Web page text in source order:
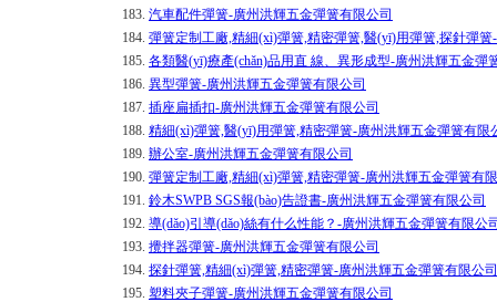
183. 汽車配件彈簧-廣州洪輝五金彈簧有限公司
184. 彈簧定制工廠,精細(xì)彈簧,精密彈簧,醫(yī)用彈簧,探針彈
185. 各類醫(yī)療產(chǎn)品用直 線、異形成型-廣州洪輝五金彈
186. 異型彈簧-廣州洪輝五金彈簧有限公司
187. 插座扁插扣-廣州洪輝五金彈簧有限公司
188. 精細(xì)彈簧,醫(yī)用彈簧,精密彈簧-廣州洪輝五金彈簧有限
189. 辦公室-廣州洪輝五金彈簧有限公司
190. 彈簧定制工廠,精細(xì)彈簧,精密彈簧-廣州洪輝五金彈簧有
191. 鈴木SWPB SGS報(bào)告證書-廣州洪輝五金彈簧有限公司
192. 導(dǎo)引導(dǎo)絲有什么性能？-廣州洪輝五金彈簧有限公
193. 攪拌器彈簧-廣州洪輝五金彈簧有限公司
194. 探針彈簧,精細(xì)彈簧,精密彈簧-廣州洪輝五金彈簧有限公司
195. 塑料夾子彈簧-廣州洪輝五金彈簧有限公司